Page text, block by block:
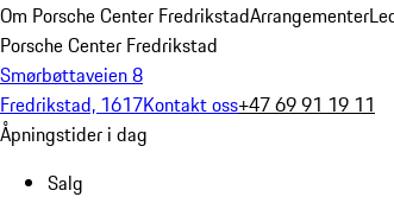
Om Porsche Center FredrikstadArrangementer
Porsche Center Fredrikstad
Smørbøttaveien 8
Fredrikstad, 1617Kontakt oss+47 69 91 19 11
Åpningstider i dag
Salg